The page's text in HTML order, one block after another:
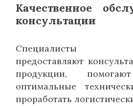
Качественное
консультации
Специалисты
предоставляют
продукции,
оптимальные
проработать